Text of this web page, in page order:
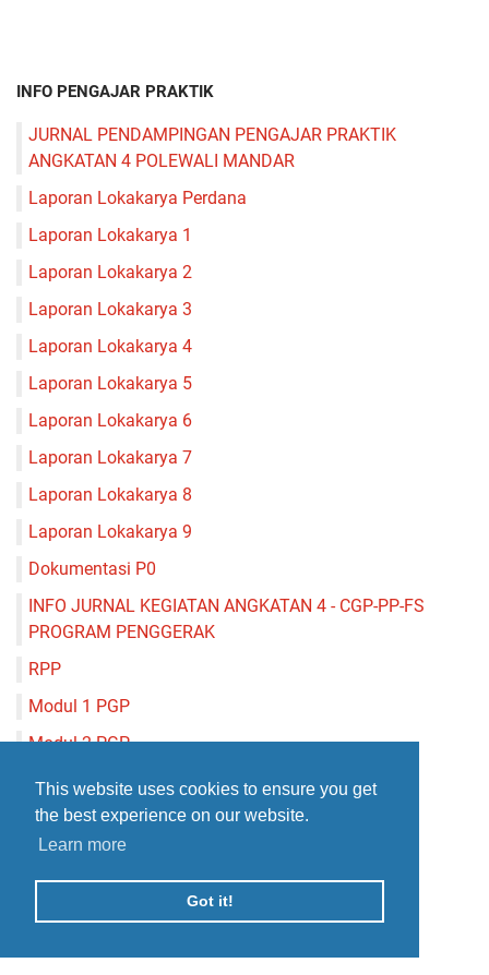
This website uses cookies to ensure you get
the best experience on our website.
Learn more
Got it!
INFO PENGAJAR PRAKTIK
JURNAL PENDAMPINGAN PENGAJAR PRAKTIK
ANGKATAN 4 POLEWALI MANDAR
Laporan Lokakarya Perdana
Laporan Lokakarya 1
Laporan Lokakarya 2
Laporan Lokakarya 3
Laporan Lokakarya 4
Laporan Lokakarya 5
Laporan Lokakarya 6
Laporan Lokakarya 7
Laporan Lokakarya 8
Laporan Lokakarya 9
Dokumentasi P0
INFO JURNAL KEGIATAN ANGKATAN 4 - CGP-PP-FS
PROGRAM PENGGERAK
RPP
Modul 1 PGP
Modul 2 PGP
Modul 3 PGP